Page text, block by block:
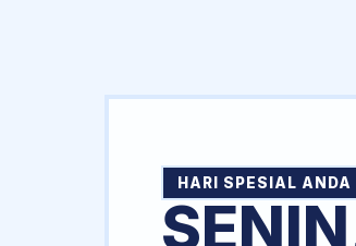
HARI SPESIAL ANDA